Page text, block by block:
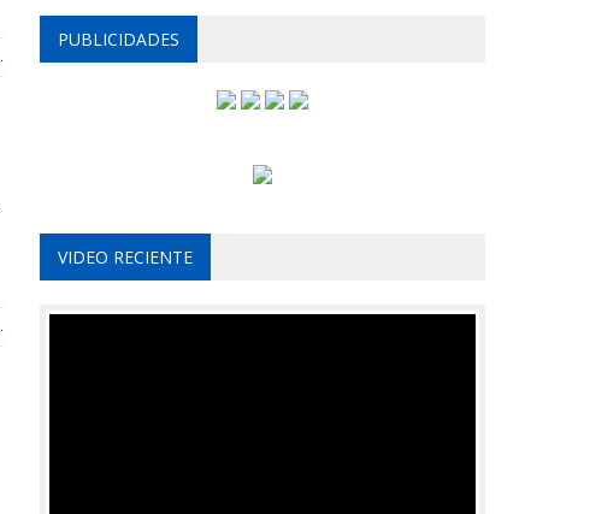
PUBLICIDADES
VIDEO RECIENTE